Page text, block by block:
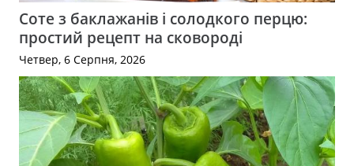
Соте з баклажанів і солодкого перцю:
простий рецепт на сковороді
Четвер, 6 Серпня, 2026